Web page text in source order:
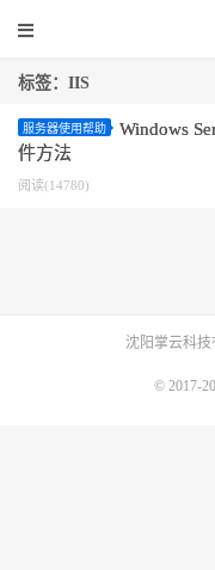
标签：IIS
服务器使用帮助
Windows
件方法
阅读(14780)
沈阳掌云科技
© 2017-